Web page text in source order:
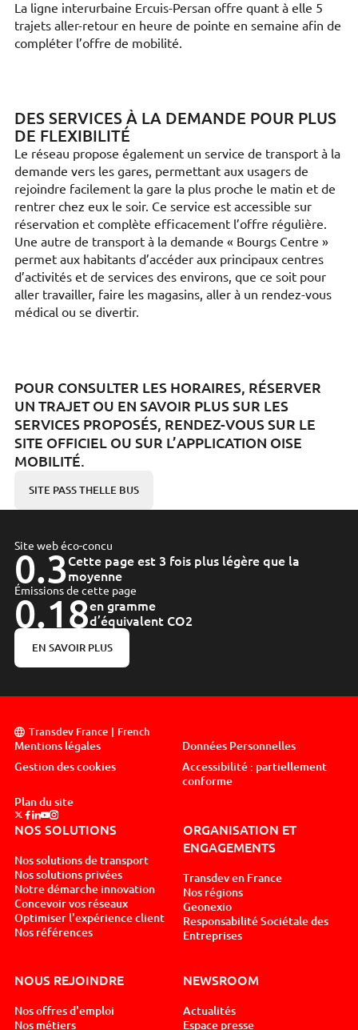
La ligne interurbaine Ercuis-Persan offre quant à elle 5
trajets aller-retour en heure de pointe en semaine afin de
compléter l’offre de mobilité.
DES SERVICES À LA DEMANDE POUR PLUS
DE FLEXIBILITÉ
Le réseau propose également un service de transport à la
demande vers les gares, permettant aux usagers de
rejoindre facilement la gare la plus proche le matin et de
rentrer chez eux le soir. Ce service est accessible sur
réservation et complète efficacement l’offre régulière.
Une autre de transport à la demande « Bourgs Centre »
permet aux habitants d’accéder aux principaux centres
d’activités et de services des environs, que ce soit pour
aller travailler, faire les magasins, aller à un rendez-vous
médical ou se divertir.
POUR CONSULTER LES HORAIRES, RÉSERVER
UN TRAJET OU EN SAVOIR PLUS SUR LES
SERVICES PROPOSÉS, RENDEZ-VOUS SUR LE
SITE OFFICIEL OU SUR L’APPLICATION OISE
MOBILITÉ.
SITE PASS THELLE BUS
Site web éco-concu
0.3Cette page est 3 fois plus légère que la
moyenne
Émissions de cette page
0.18en gramme
d’équivalent CO2
EN SAVOIR PLUS
Transdev France French
Mentions légales
Données Personnelles
Gestion des cookies
Accessibilité : partiellement
conforme
Plan du site
Suivez nous sur x, nouvel onglet
Suivez nous sur facebook, nouvel onglet
Suivez nous sur linkedin, nouvel onglet
Suivez nous sur youtube, nouvel onglet
NOS SOLUTIONS
Nos solutions de transport
Nos solutions privées
Notre démarche innovation
Concevoir vos réseaux
Optimiser l'expérience client
Nos références
ORGANISATION ET
ENGAGEMENTS
Transdev en France
Nos régions
Geonexio
Responsabilité Sociétale des
Entreprises
NOUS REJOINDRE
Nos offres d'emploi
Nos métiers
NEWSROOM
Actualités
Espace presse